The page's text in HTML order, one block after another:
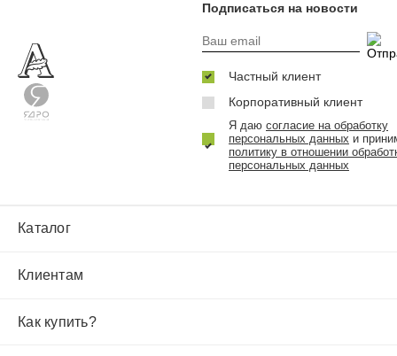
Каталог
Клиентам
Как купить?
Подписаться на новости
Частный клиент
Корпоративный клиент
Я даю согласие на обработку
персональных данных и
политику в отношении
персональных данных